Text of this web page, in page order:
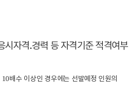
시자격․경력 등 자격기준 적격여부
10배수 이상인 경우에는 선발예정 인원의